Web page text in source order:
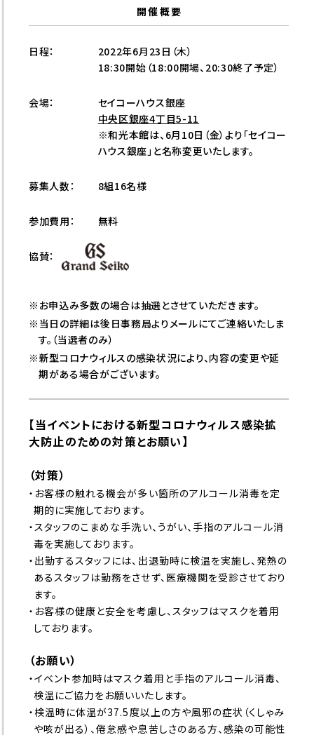
開催概要
日程：
2022年6月23日（木）
18:30開始（18:00開場、20:30終了予定）
会場：
セイコーハウス銀座
中央区銀座4丁目5-11
※和光本館は、6月10日（金）より「セイコー
ハウス銀座」と名称変更いたします。
募集人数： 8組16名様
参加費用： 無料
協賛：
※お申込み多数の場合は抽選とさせていただきます。
※当日の詳細は後日事務局よりメールにてご連絡いたしま
す。（当選者のみ）
※新型コロナウィルスの感染状況により、内容の変更や延
期がある場合がございます。
【当イベントにおける新型コロナウィルス感染拡
大防止のための対策とお願い】
（対策）
・お客様の触れる機会が多い箇所のアルコール消毒を定
期的に実施しております。
・スタッフのこまめな手洗い、うがい、手指のアルコール消
毒を実施しております。
・出勤するスタッフには、出退勤時に検温を実施し、発熱の
あるスタッフは勤務をさせず、医療機関を受診させており
ます。
・お客様の健康と安全を考慮し、スタッフはマスクを着用
しております。
（お願い）
・イベント参加時はマスク着用と手指のアルコール消毒、
検温にご協力をお願いいたします。
・検温時に体温が37.5度以上の方や風邪の症状（くしゃみ
や咳が出る）、倦怠感や息苦しさのある方、感染の可能性